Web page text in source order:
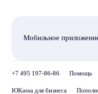
Мобильное
+7 495 197-86-86 Помощь
ЮKassa для бизнеса